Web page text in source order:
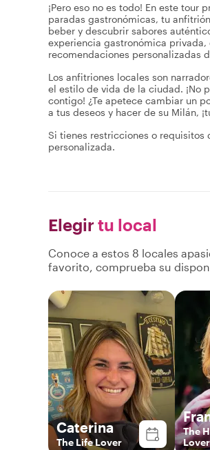
¡Pero eso no es todo! En este
paradas gastronómicas, tu
beber y descubrir sabores
experiencia gastronómica
recomendaciones personalizadas
Los anfitriones locales son
el estilo de vida de la ciudad. ¡No
contigo! ¿Te apetece cambiar un
a tus deseos y hacer de su Milán,
Si tienes restricciones o
personalizada.
Elegir tu local
Conoce a estos 8 locales
favorito, comprueba su
Caterina
The Life Lover
The
Lover